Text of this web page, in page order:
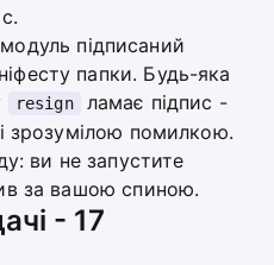
підписаний
папки. Будь-яка
resign
ламає підпис -
зрозумілою помилкою.
ви не запустите
за вашою спиною.
- 17